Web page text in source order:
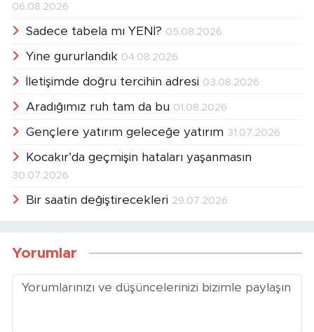
06.08.2026
Sadece tabela mı YENİ? 05.08.2026
Yine gururlandık 04.08.2026
İletişimde doğru tercihin adresi 03.08.2026
Aradığımız ruh tam da bu 01.08.2026
Gençlere yatırım geleceğe yatırım 31.07.2026
Kocakır’da geçmişin hataları yaşanmasın
30.07.2026
Bir saatin değiştirecekleri 29.07.2026
Yorumlar